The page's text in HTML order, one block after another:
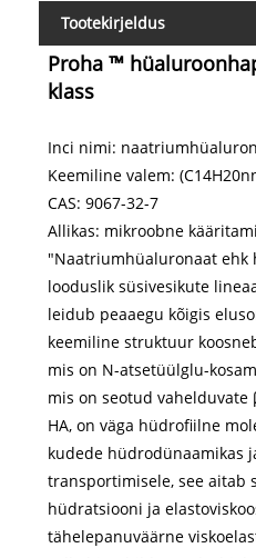
Tootekirjeldus
Proha ™
klass
Inci nimi:
Keemiline valem:
CAS: 9067-32-7
Allikas: mikroobne
"Naatriumhüaluronaat ehk
looduslik süsivesikute
leidub peaaegu kõigis
keemiline struktuur
mis on N-atsetüülglu-
mis on seotud vahelduvate
HA, on väga hüdrofiilne
kudede hüdrodünaamikas
transportimisele, see aitab
hüdratsiooni ja
tähelepanuväärne